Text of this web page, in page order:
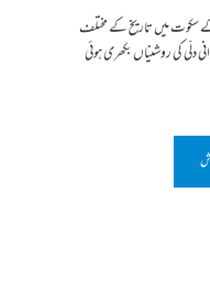
سکوت میں تاریخ کے مختلف
دلّی کی روشنیاں بکھری ہوئی